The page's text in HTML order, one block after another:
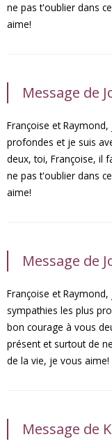
ne pas t'oublier dans
aime!
Message de
Françoise et
profondes et je suis
deux, toi, Françoise, il
ne pas t'oublier dans
aime!
Message de
Françoise et
sympathies les plus
bon courage à vous
présent et surtout de
de la vie, je vous aime!
Message de